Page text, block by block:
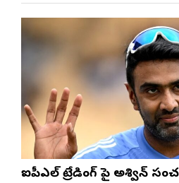
ఐపీఎల్ ట్రేడింగ్ పై అశ్విన్